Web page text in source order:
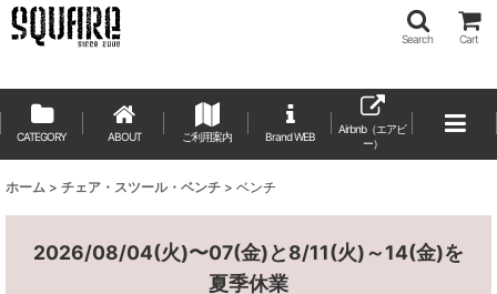
Search Cart
CATEGORY ABOUT ご利用案内
Airbnb（エアビ
ー）
ホーム > チェア・スツール・ベンチ > ベンチ
2026/08/04(火)〜07(金)と8/11(火)～14(金)を
夏季休業